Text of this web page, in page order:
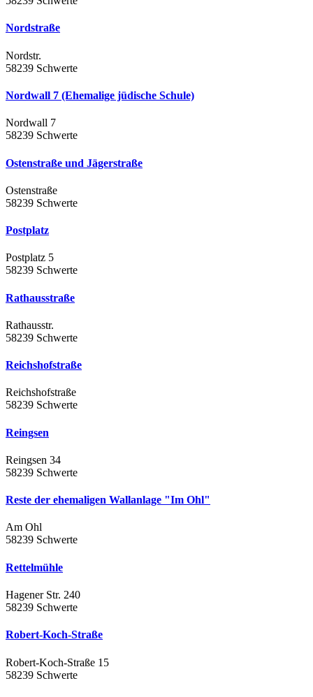
Nordstraße
Nordstr.
58239 Schwerte
Nordwall 7 (Ehemalige jüdische Schule)
Nordwall 7
58239 Schwerte
Ostenstraße und Jägerstraße
Ostenstraße
58239 Schwerte
Postplatz
Postplatz 5
58239 Schwerte
Rathausstraße
Rathausstr.
58239 Schwerte
Reichshofstraße
Reichshofstraße
58239 Schwerte
Reingsen
Reingsen 34
58239 Schwerte
Reste der ehemaligen Wallanlage "Im Ohl"
Am Ohl
58239 Schwerte
Rettelmühle
Hagener Str. 240
58239 Schwerte
Robert-Koch-Straße
Robert-Koch-Straße 15
58239 Schwerte